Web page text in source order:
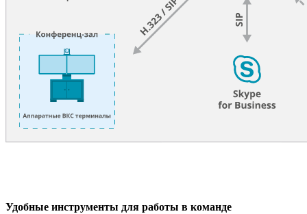
Удобные инструменты для работы в команде